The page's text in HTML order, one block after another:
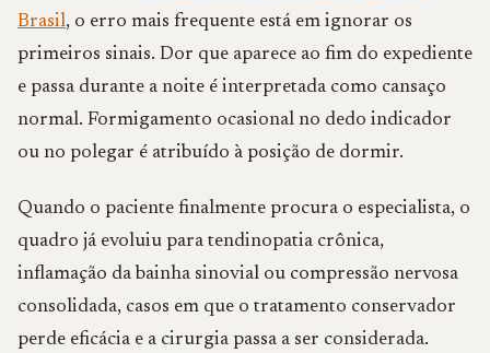
Brasil, o erro mais frequente está em ignorar os
primeiros sinais. Dor que aparece ao fim do expediente
e passa durante a noite é interpretada como cansaço
normal. Formigamento ocasional no dedo indicador
ou no polegar é atribuído à posição de dormir.
Quando o paciente finalmente procura o especialista, o
quadro já evoluiu para tendinopatia crônica,
inflamação da bainha sinovial ou compressão nervosa
consolidada, casos em que o tratamento conservador
perde eficácia e a cirurgia passa a ser considerada.